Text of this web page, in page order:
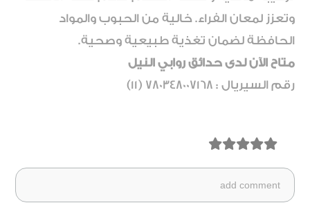
وتعزز لمعان الفراء. خالية من الحبوب والمواد
الحافظة لضمان تغذية طبيعية وصحية.
متاح الآن لدى حدائق روابي النيل
رقم السيريال : 780348007168 (11)